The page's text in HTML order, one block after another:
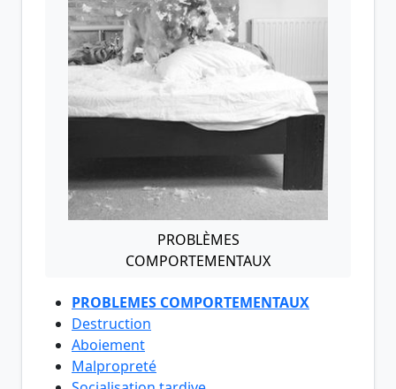
PROBLÈMES
COMPORTEMENTAUX
PROBLEMES COMPORTEMENTAUX
Destruction
Aboiement
Malpropreté